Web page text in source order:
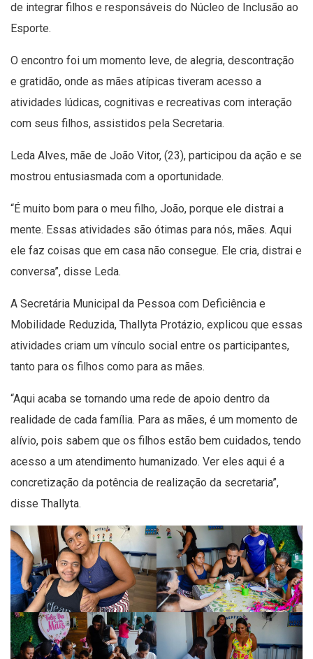
de integrar filhos e responsáveis do Núcleo de Inclusão ao
Esporte.
O encontro foi um momento leve, de alegria, descontração
e gratidão, onde as mães atípicas tiveram acesso a
atividades lúdicas, cognitivas e recreativas com interação
com seus filhos, assistidos pela Secretaria.
Leda Alves, mãe de João Vitor, (23), participou da ação e se
mostrou entusiasmada com a oportunidade.
“É muito bom para o meu filho, João, porque ele distrai a
mente. Essas atividades são ótimas para nós, mães. Aqui
ele faz coisas que em casa não consegue. Ele cria, distrai e
conversa”, disse Leda.
A Secretária Municipal da Pessoa com Deficiência e
Mobilidade Reduzida, Thallyta Protázio, explicou que essas
atividades criam um vínculo social entre os participantes,
tanto para os filhos como para as mães.
“Aqui acaba se tornando uma rede de apoio dentro da
realidade de cada família. Para as mães, é um momento de
alívio, pois sabem que os filhos estão bem cuidados, tendo
acesso a um atendimento humanizado. Ver eles aqui é a
concretização da potência de realização da secretaria”,
disse Thallyta.